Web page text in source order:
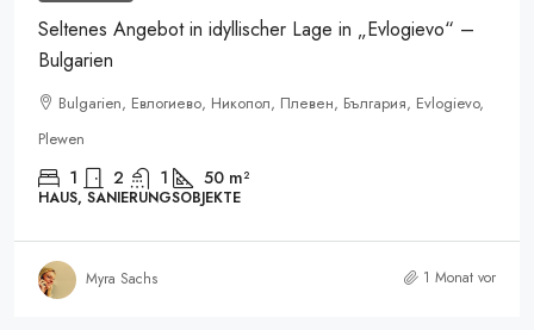
Seltenes Angebot in idyllischer Lage in „Evlogievo“ –
Bulgarien
Bulgarien, Евлогиево, Никопол, Плевен, България, Evlogievo,
Plewen
1 2 1 50 m²
HAUS, SANIERUNGSOBJEKTE
Myra Sachs 1 Monat vor